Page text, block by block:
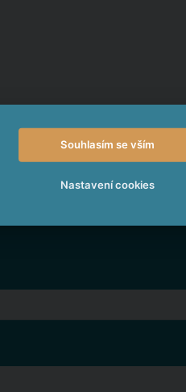
iRatingem nijak nepodílí ani
si zájemce vyhodnotí sám.
Souhlasím se vším
Nastavení cookies